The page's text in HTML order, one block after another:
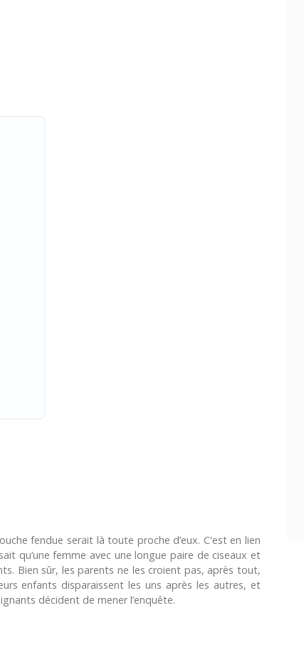
fendue serait là toute proche d’eux. C'est en lien
qu’une femme avec une longue paire de ciseaux et
Bien sûr, les parents ne les croient pas, après tout,
enfants disparaissent les uns après les autres, et
décident de mener l’enquête.